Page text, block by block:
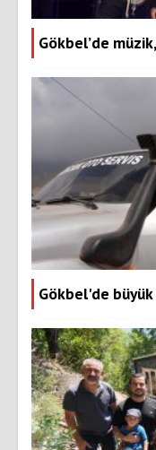
Gökbel’de
Gökbel'de büyük